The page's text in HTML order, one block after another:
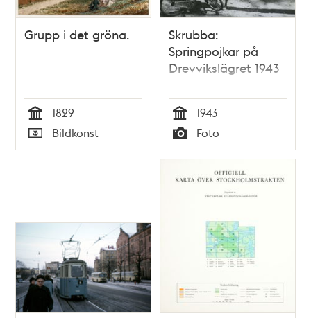
Grupp i det gröna.
Tid
1829
Typ
Bildkonst
Skrubba:
Springpojkar på
Drevvikslägret 1943
Tid
1943
Typ
Foto